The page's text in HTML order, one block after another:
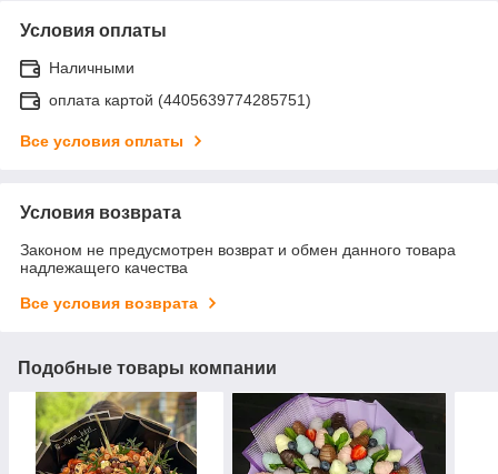
Условия оплаты
Наличными
оплата картой (4405639774285751)
Все условия оплаты
Условия возврата
Законом не предусмотрен возврат и обмен данного товара
надлежащего качества
Все условия возврата
Подобные товары компании